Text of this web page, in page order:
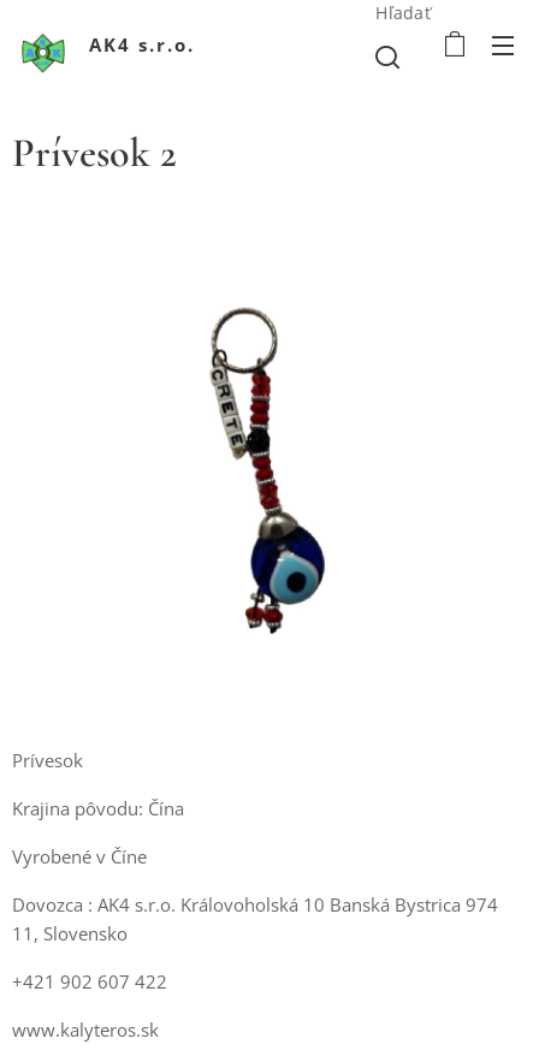
AK4 s.r.o.
Hľadať
Prívesok 2
Prívesok
Krajina pôvodu: Čína
Vyrobené v Číne
Dovozca : AK4 s.r.o. Královoholská 10 Banská Bystrica 974
11, Slovensko
+421 902 607 422
www.kalyteros.sk